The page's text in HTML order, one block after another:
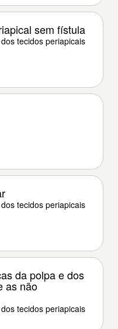
sem fístula
tecidos periapicais
tecidos periapicais
da polpa e dos
as não
tecidos periapicais